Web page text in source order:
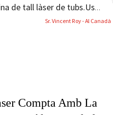
de tall làser de tubs.Us
si necessiteu més
Sr. Vincent Roy - Al Canadà
Compta Amb La